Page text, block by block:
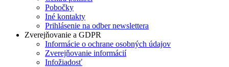
Pobočky
Iné kontakty
Prihlásenie na odber newslettera
Zverejňovanie a GDPR
Informácie o ochrane osobných údajov
Zverejňovanie informácií
Infožiadosť